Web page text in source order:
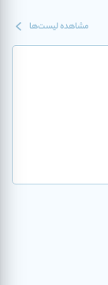
مشاهده لیست‌ها